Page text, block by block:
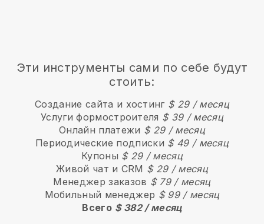
Эти инструменты сами по себе будут
стоить:
Создание сайта и хостинг $ 29 / месяц
Услуги формостроителя $ 39 / месяц
Онлайн платежи $ 29 / месяц
Периодические подписки $ 49 / месяц
Купоны $ 29 / месяц
Живой чат и CRM $ 29 / месяц
Менеджер заказов $ 79 / месяц
Мобильный менеджер $ 99 / месяц
Всего $ 382 / месяц